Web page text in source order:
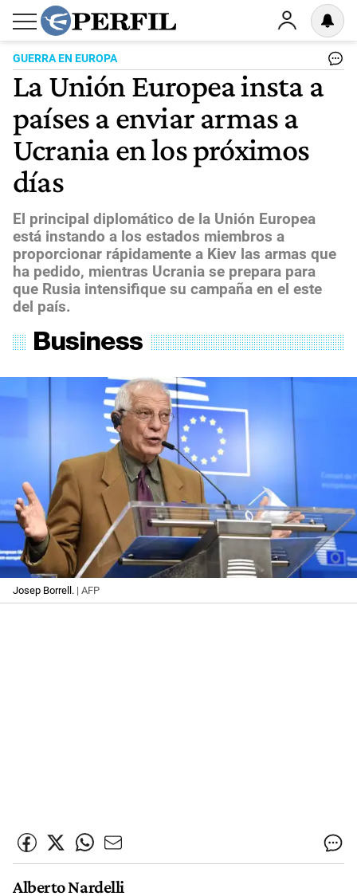
GUERRA EN EUROPA
La Unión Europea insta a
países a enviar armas a
Ucrania en los próximos
días
El principal diplomático de la Unión Europea
está instando a los estados miembros a
proporcionar rápidamente a Kiev las armas que
ha pedido, mientras Ucrania se prepara para
que Rusia intensifique su campaña en el este
del país.
Josep Borrell. | AFP
Alberto Nardelli